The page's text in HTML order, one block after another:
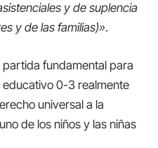
y de suplencia
y de las familias)».
fundamental para
0-3 realmente
universal a la
de los niños y las niñas